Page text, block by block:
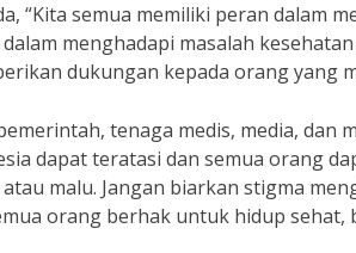
“Kita semua memiliki peran dalam
menghadapi masalah
dukungan kepada orang yang
tenaga medis, media, dan
dapat teratasi dan semua orang
malu. Jangan biarkan stigma
orang berhak untuk hidup sehat,